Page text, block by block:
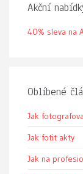
Akční
40% sleva na
Oblíbené
Jak
Jak fotit akty
Jak na